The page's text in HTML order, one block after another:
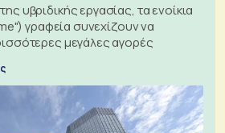
υβριδικής εργασίας, τα ενοίκια
γραφεία συνεχίζουν να
μεγάλες αγορές